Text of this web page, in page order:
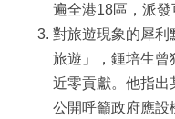
遍全港18區，派發
對旅遊現象的犀利
旅遊」，鍾培生曾
近零貢獻。他指出
公開呼籲政府應設